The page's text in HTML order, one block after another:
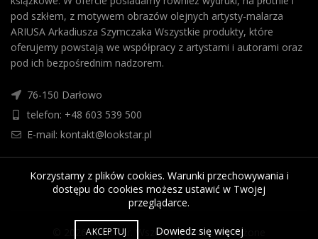
pod szkłem, z motywem obrazów olejnych artysty-malarza
ARIUSA Arkadiusza Szymczaka Wszystkie produkty, które
oferujemy powstają we współpracy z artystami i autorami oraz
pod ich bezpośrednim nadzorem.
76-150 Darłowo
telefon: +48 603 539 500
E-mail: kontakt@lookstar.pl
© 2026Lookstar . Wszelkie prawa zastrzeżone
Korzystamy z plików cookies. Warunki przechowywania i
dostępu do cookies możesz ustawić w Twojej
przeglądarce.
AKCEPTUJ Dowiedz się więcej